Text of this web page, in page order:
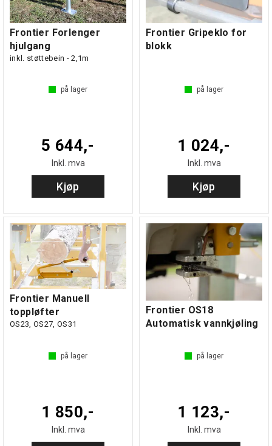
Frontier Forlenger
hjulgang
inkl. støttebein - 2,1m
på lager
5 644,-
Inkl. mva
Kjøp
Frontier Gripeklo for
blokk
på lager
1 024,-
Inkl. mva
Kjøp
Frontier Manuell
toppløfter
OS23, OS27, OS31
på lager
1 850,-
Inkl. mva
Frontier OS18
Automatisk vannkjøling
på lager
1 123,-
Inkl. mva